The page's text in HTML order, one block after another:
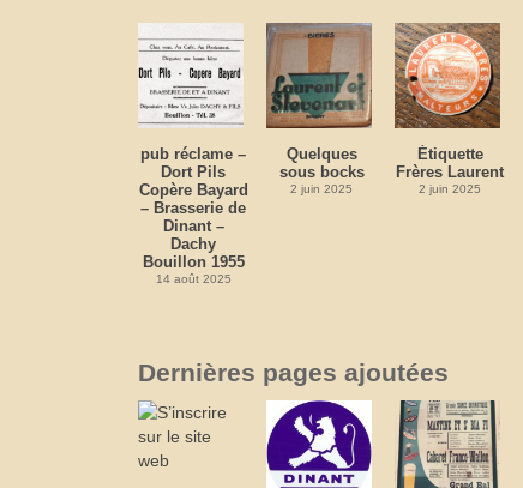
pub réclame –
Dort Pils
Copère Bayard
– Brasserie de
Dinant –
Dachy
Bouillon 1955
14 août 2025
Quelques
sous bocks
2 juin 2025
Étiquette
Frères Laurent
2 juin 2025
Dernières pages ajoutées